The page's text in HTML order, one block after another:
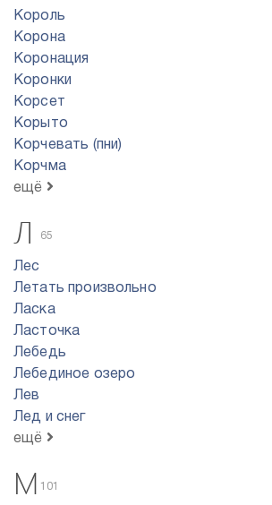
Король
Корона
Коронация
Коронки
Корсет
Корыто
Корчевать (пни)
Корчма
ещё
Л 65
Лес
Летать произвольно
Ласка
Ласточка
Лебедь
Лебединое озеро
Лев
Лед и снег
ещё
М 101